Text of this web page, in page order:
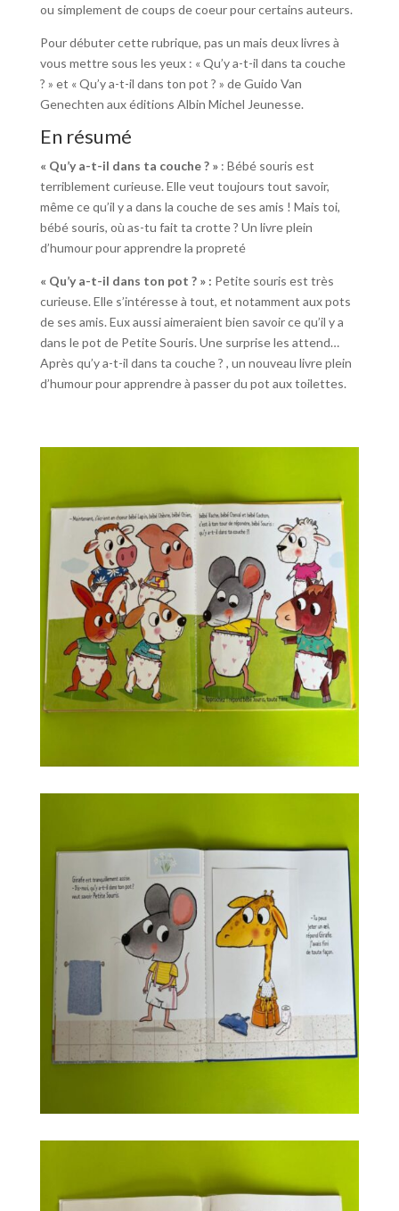
ou simplement de coups de coeur pour certains auteurs.
Pour débuter cette rubrique, pas un mais deux livres à
vous mettre sous les yeux : « Qu’y a-t-il dans ta couche
? » et « Qu’y a-t-il dans ton pot ? » de Guido Van
Genechten aux éditions Albin Michel Jeunesse.
En résumé
« Qu’y a-t-il dans ta couche ? » : Bébé souris est
terriblement curieuse. Elle veut toujours tout savoir,
même ce qu’il y a dans la couche de ses amis ! Mais toi,
bébé souris, où as-tu fait ta crotte ? Un livre plein
d’humour pour apprendre la propreté
« Qu’y a-t-il dans ton pot ? » : Petite souris est très
curieuse. Elle s’intéresse à tout, et notamment aux pots
de ses amis. Eux aussi aimeraient bien savoir ce qu’il y a
dans le pot de Petite Souris. Une surprise les attend…
Après qu’y a-t-il dans ta couche ? , un nouveau livre plein
d’humour pour apprendre à passer du pot aux toilettes.